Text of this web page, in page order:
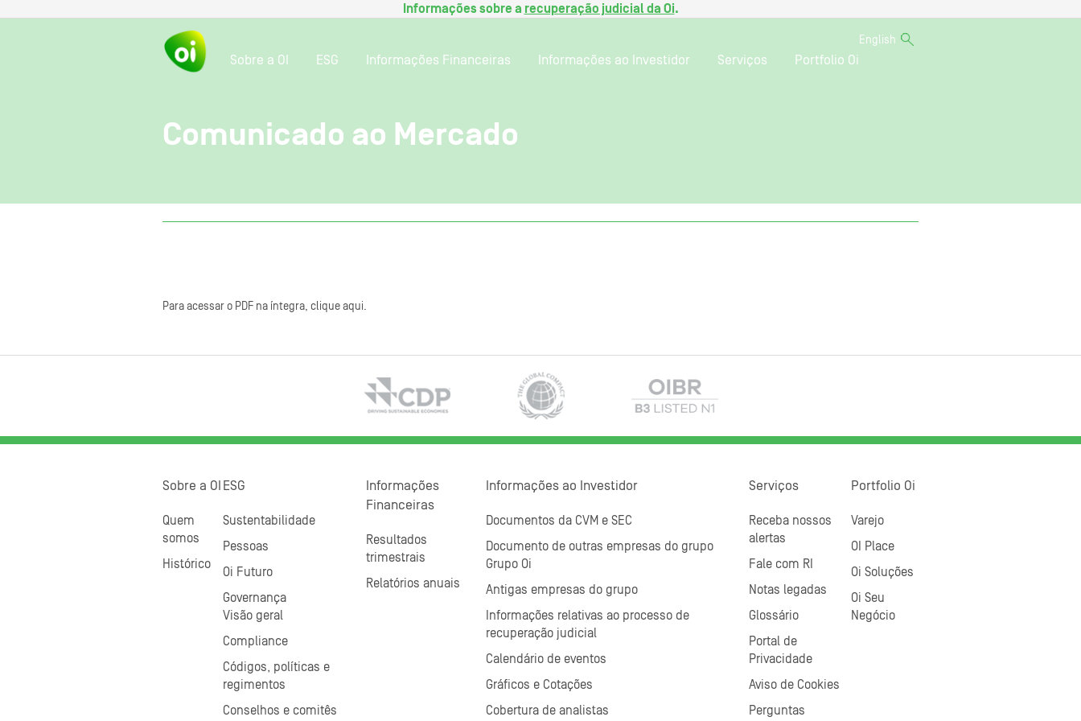
Informações sobre a recuperação judicial da Oi.
English
Sobre a OI ESG Informações Financeiras Informações ao Investidor Serviços Portfolio Oi
Comunicado ao Mercado
Para acessar o PDF na íntegra, clique aqui.
Sobre a OI
Quem
somos
Histórico
ESG
Sustentabilidade
Pessoas
Oi Futuro
Governança
Visão geral
Compliance
Códigos, políticas e
regimentos
Conselhos e comitês
Informações
Financeiras
Resultados
trimestrais
Relatórios anuais
Informações ao Investidor
Documentos da CVM e SEC
Documento de outras empresas do grupo
Grupo Oi
Antigas empresas do grupo
Informações relativas ao processo de
recuperação judicial
Calendário de eventos
Gráficos e Cotações
Cobertura de analistas
Serviços
Receba nossos
alertas
Fale com RI
Notas legadas
Glossário
Portal de
Privacidade
Aviso de Cookies
Perguntas
Portfolio Oi
Varejo
OI Place
Oi Soluções
Oi Seu
Negócio